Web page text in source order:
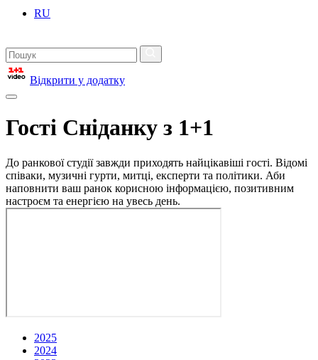
RU
Відкрити у додатку
Гості Сніданку з 1+1
До ранкової студії завжди приходять найцікавіші гості. Відомі
співаки, музичні гурти, митці, експерти та політики. Аби
наповнити ваш ранок корисною інформацією, позитивним
настроєм та енергією на увесь день.
2025
2024